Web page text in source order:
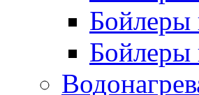
Бойлеры
Бойлеры